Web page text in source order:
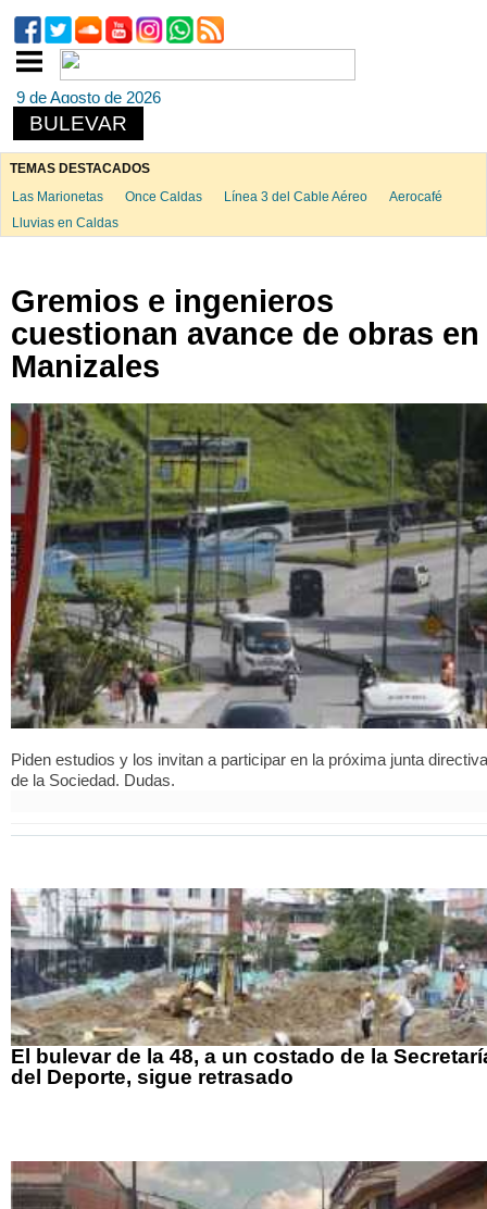
9 de Agosto de 2026
BULEVAR
TEMAS DESTACADOS
Las Marionetas
Once Caldas Línea 3 del Cable Aéreo
Aerocafé
Lluvias en Caldas
Gremios e ingenieros
cuestionan avance de obras en
Manizales
Piden estudios y los invitan a participar en la próxima junta directiva
de la Sociedad. Dudas.
El bulevar de la 48, a un costado de la
del Deporte, sigue retrasado